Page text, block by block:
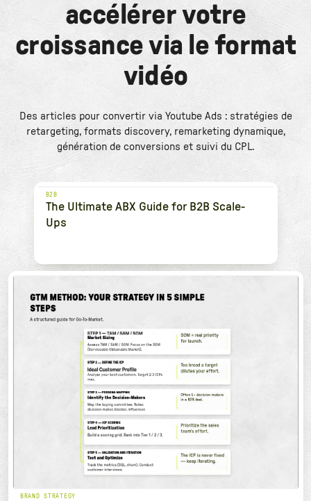
accélérer votre
croissance via le format
vidéo
Des articles pour convertir via Youtube Ads : stratégies de
retargeting, formats discovery, remarketing dynamique,
génération de conversions et suivi du CPL.
B2B
The Ultimate ABX Guide for B2B Scale-
Ups
BRAND STRATEGY